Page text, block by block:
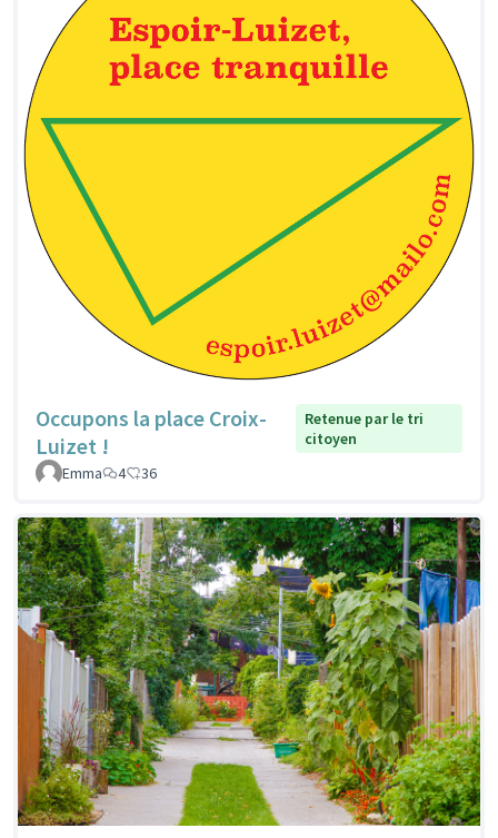
Occupons la place Croix-
Luizet !
Retenue par le tri
citoyen
Emma
4 36